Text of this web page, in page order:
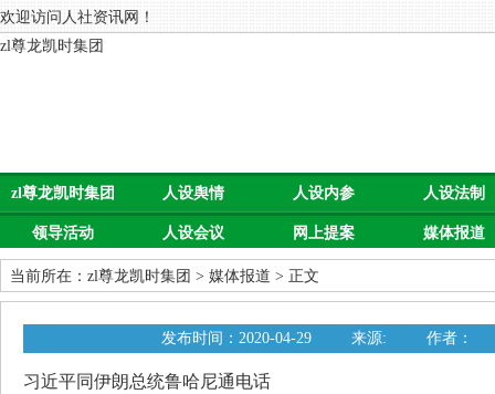
欢迎访问人社资讯网！
zl尊龙凯时集团
zl尊龙凯时集团 人设舆情 人设内参 人设法制
领导活动 人设会议 网上提案 媒体报道
当前所在： zl尊龙凯时集团 > 媒体报道 > 正文
发布时间：2020-04-29 来源: 作者：
习近平同伊朗总统鲁哈尼通电话